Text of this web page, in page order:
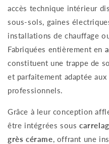
accès technique intérieur
sous-sols, gaines
installations de chauffage
Fabriquées entièrement en
constituent une trappe de
et parfaitement adaptée
professionnels.
Grâce à leur conception
être intégrées sous
grès cérame, offrant une